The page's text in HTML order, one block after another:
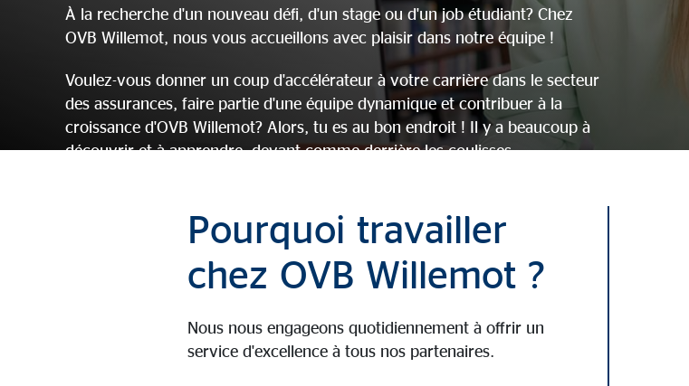
À la recherche d'un nouveau défi, d'un stage ou d'un job étudiant? Chez
OVB Willemot, nous vous accueillons avec plaisir dans notre équipe !
Voulez-vous donner un coup d'accélérateur à votre carrière dans le secteur
des assurances, faire partie d'une équipe dynamique et contribuer à la
croissance d'OVB Willemot? Alors, tu es au bon endroit ! Il y a beaucoup à
découvrir et à apprendre, devant comme derrière les coulisses.
Candidature spontanée
Pourquoi travailler
chez OVB Willemot ?
Nous nous engageons quotidiennement à offrir un
service d'excellence à tous nos partenaires.